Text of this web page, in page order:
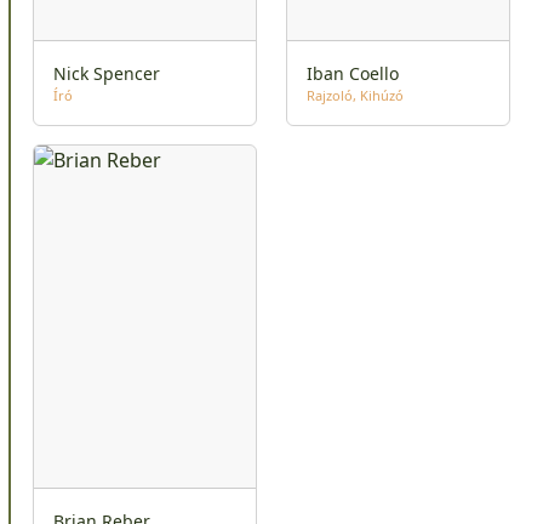
Nick Spencer
Író
Iban Coello
Rajzoló Kihúzó